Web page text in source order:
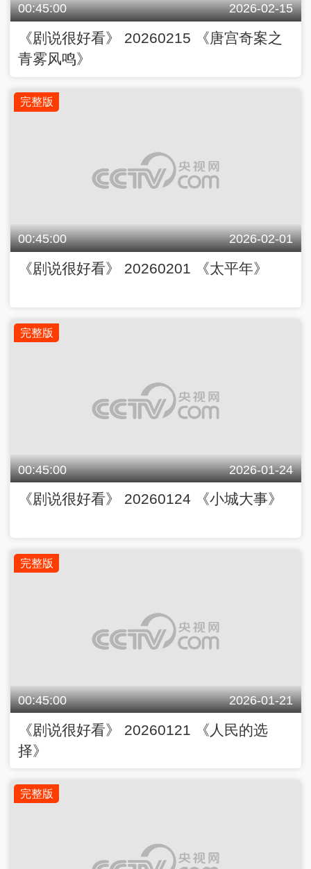
00:45:00 2026-02-15
《剧说很好看》 20260215 《唐宫奇案之
青雾风鸣》
完整版
00:45:00 2026-02-01
《剧说很好看》 20260201 《太平年》
完整版
00:45:00 2026-01-24
《剧说很好看》 20260124 《小城大事》
完整版
00:45:00 2026-01-21
《剧说很好看》 20260121 《人民的选
择》
完整版